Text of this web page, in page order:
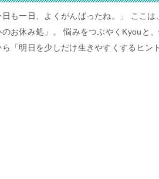
日も一日、よくがんばったね。」 ここ
のお休み処」。 悩みをつぶやくKyouと
ら「明日を少しだけ生きやすくするヒン